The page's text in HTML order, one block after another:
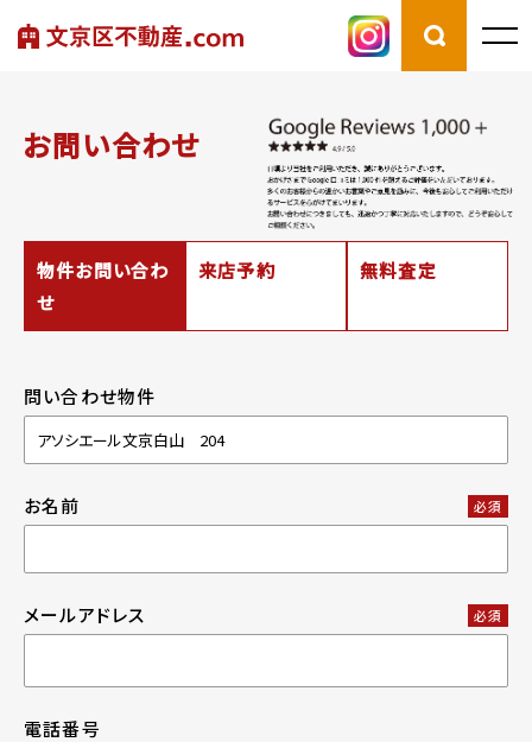
お問い合わせ
物件お問い合わ
せ
来店予約 無料査定
問い合わせ物件
お名前 必須
メールアドレス 必須
電話番号